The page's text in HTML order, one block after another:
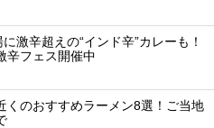
激辛超えの“インド辛”カレーも！
辛フェス開催中
くのおすすめラーメン8選！ご当地